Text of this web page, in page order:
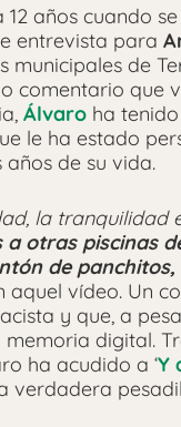
12 años cuando
entrevista para
municipales de
comentario que
Álvaro ha
le ha estado
de su vida.
la tranquilidad
a otras piscinas
de
aquel vídeo. Un
y que, a
digital.
ha acudido a ‘Y
verdadera